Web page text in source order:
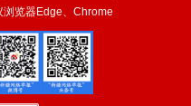
览器Edge、Chrome